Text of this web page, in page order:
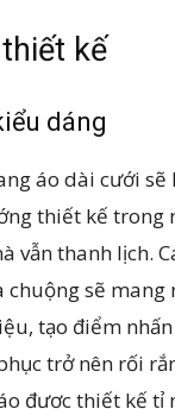
kế
dáng
áo dài cưới sẽ
thiết kế trong
vẫn thanh lịch.
chuộng sẽ mang
tạo điểm
trở nên rối
được thiết kế tỉ